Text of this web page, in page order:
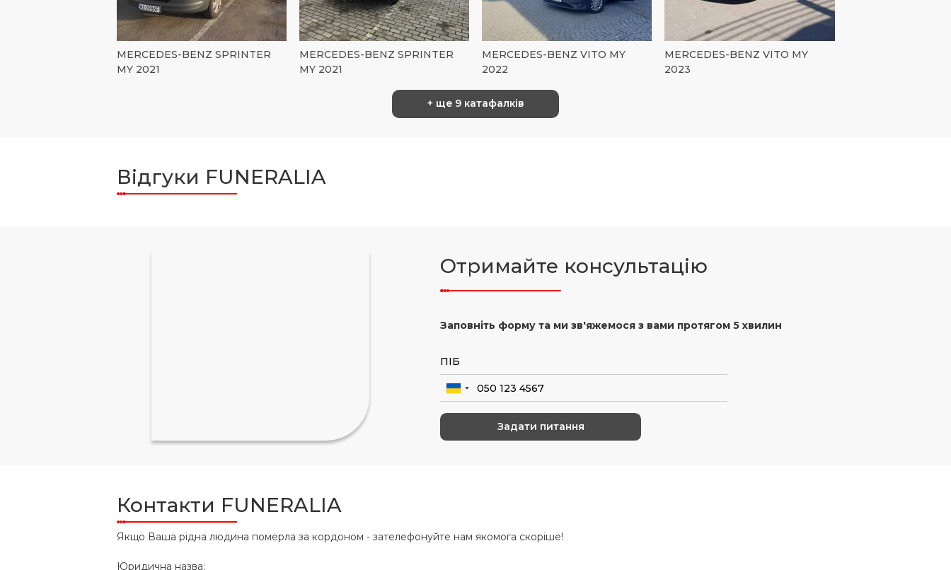
MERCEDES-BENZ SPRINTER
MY 2021
MERCEDES-BENZ SPRINTER
MY 2021
MERCEDES-BENZ VITO MY
2022
MERCEDES-BENZ VITO MY
2023
+ ще 9 катафалків
Відгуки FUNERALIA
Отримайте консультацію
Заповніть форму та ми зв'яжемося з вами протягом 5 хвилин
Контакти FUNERALIA
Якщо Ваша рідна людина померла за кордоном - зателефонуйте нам якомога скоріше!
Юридична назва: